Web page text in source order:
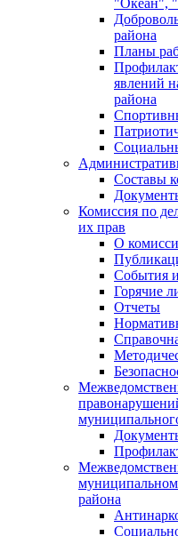
"Океан",
района
Планы
явлений
района
Составы
Комиссия по
их прав
О
События
Горячие
Отчеты
муниципальном
района